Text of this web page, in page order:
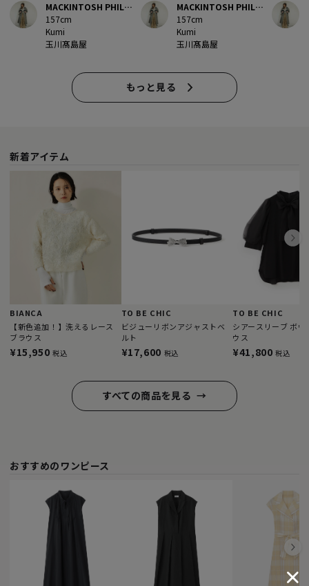
玉川髙島屋
Kumi
157cm
MACKINTOSH PHILO
SOPHY
玉川髙島屋
Kumi
157cm
MACKINTOSH PHILO
SOPHY
もっと見る
新着アイテム
BIANCA
【新色追加！】洗えるレース
ブラウス
¥15,950 税込
TO BE CHIC
ビジューリボンアジャストベ
ルト
¥17,600 税込
TO BE CHIC
シアースリーブ ボウ
ウス
¥41,800 税込
すべての商品を見る →
おすすめのワンピース